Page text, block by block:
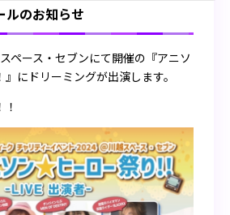
ルのお知らせ
ペース・セブンにて開催の『アニソ
にドリーミングが出演します。